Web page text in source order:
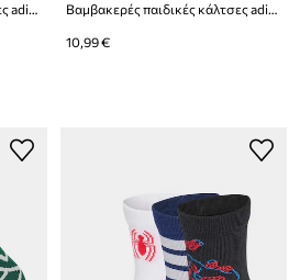
Βαμβακερές παιδικές κάλτσες adidas Performance 3-pack Βαμβακερές παιδικές κάλτσες adidas Performance 3-pack
10,99 €